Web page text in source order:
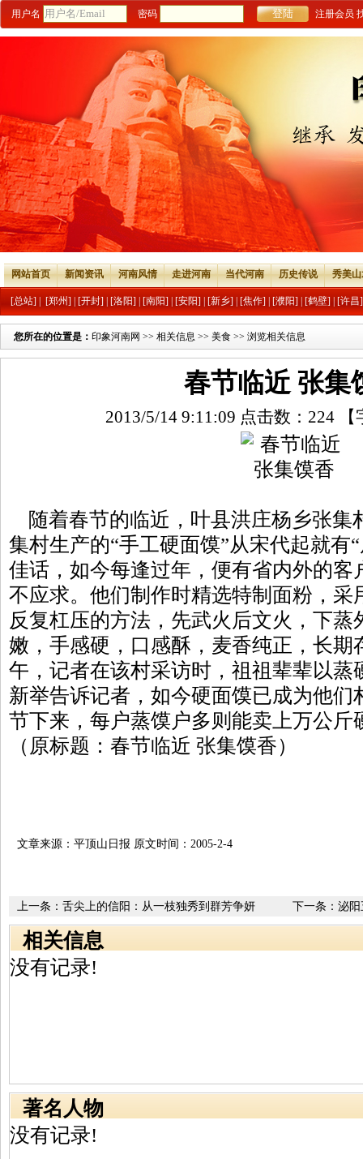
用户名 密码 注册会员
网站首页 新闻资讯 河南风情 走进河南 当代河南 历史传说 秀美
[总站] [郑州] [开封] [洛阳] [南阳] [安阳] [新乡] [焦作] [濮阳] [鹤壁] [许昌]
您所在的位置是： 印象河南网 >> 相关信息 >> 美食 >> 浏览相关信息
春节临近 张集
2013/5/14 9:11:09 点击数： 224
随着春节的临近，叶县洪庄杨乡张集
集村生产的“手工硬面馍”从宋代起就有
佳话，如今每逢过年，便有省内外的客
不应求。他们制作时精选特制面粉，采
反复杠压的方法，先武火后文火，下
嫩，手感硬，口感酥，麦香纯正，长期
午，记者在该村采访时，祖祖辈辈以蒸
新举告诉记者，如今硬面馍已成为他们
节下来，每户蒸馍户多则能卖上万公斤
（原标题：春节临近 张集馍香）
文章来源：平顶山日报 原文时间：2005-2-4
下一条： 泌阳
上一条： 舌尖上的信阳：从一枝独秀到群芳争妍
相关信息
没有记录!
著名人物
没有记录!